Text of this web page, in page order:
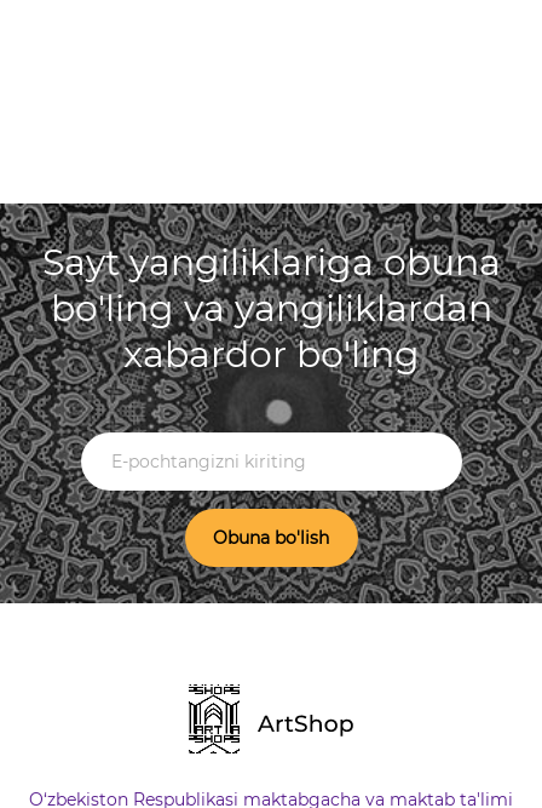
Sayt yangiliklariga obuna
bo'ling va yangiliklardan
xabardor bo'ling
Obuna bo'lish
O‘zbekiston Respublikasi maktabgacha va maktab ta'limi